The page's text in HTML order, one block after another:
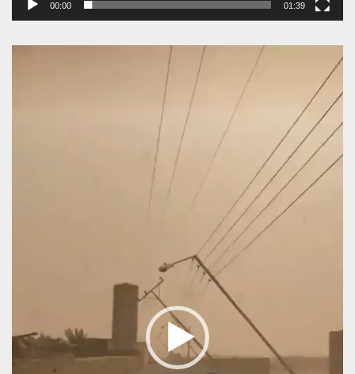
00:00 01:39